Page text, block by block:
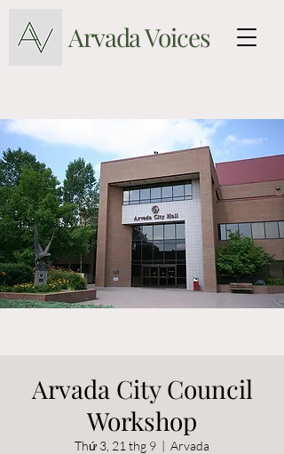
Arvada Voices
Arvada City Council
Workshop
Thứ 3, 21 thg 9
  |
Arvada